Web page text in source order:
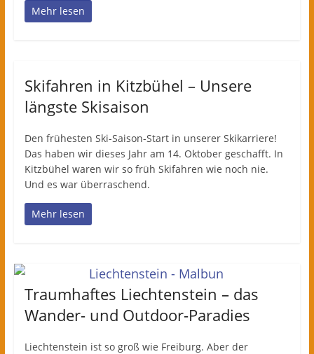
Mehr lesen
Skifahren in Kitzbühel – Unsere
längste Skisaison
Den frühesten Ski-Saison-Start in unserer Skikarriere!
Das haben wir dieses Jahr am 14. Oktober geschafft. In
Kitzbühel waren wir so früh Skifahren wie noch nie.
Und es war überraschend.
Mehr lesen
Traumhaftes Liechtenstein – das
Wander- und Outdoor-Paradies
Liechtenstein ist so groß wie Freiburg. Aber der